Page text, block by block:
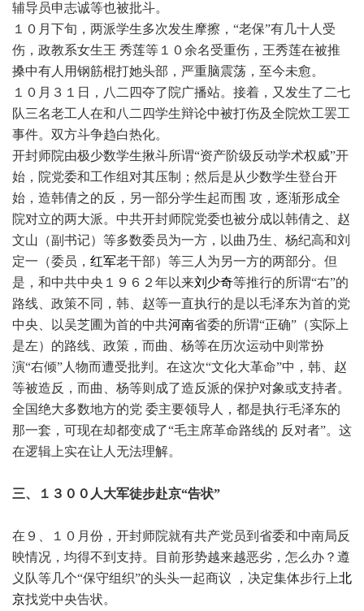
辅导员申志诚等也被批斗。
１０月下旬，两派学生多次发生摩擦，“老保”有几十人受
伤，政教系女生王 秀莲等１０余名受重伤，王秀莲在被推
搡中有人用钢筋棍打她头部，严重脑震荡，至今未愈。
１０月３１日，八二四夺了院广播站。接着，又发生了二七
队三名老工人在和八二四学生辩论中被打伤及全院炊工罢工
事件。双方斗争趋白热化。
开封师院由极少数学生揪斗所谓“资产阶级反动学术权威”开
始，院党委和工作组对其压制；然后是从少数学生登台开
始，造韩倩之的反，另一部分学生起而围 攻，逐渐形成全
院对立的两大派。中共开封师院党委也被分成以韩倩之、赵
文山（副书记）等多数委员为一方，以曲乃生、杨纪高和刘
定一（委员， 红军老干部）等三人为另一方的两部分。但
是，和中共中央１９６２年以来刘少奇等推行的所谓“右”的
路线、政策不同，韩、赵等一直执行的是以毛泽东为首的党
中央、以吴芝圃为首的中共河南省委的所谓“正确”（实际上
是左）的路线、政策，而曲、杨等在历次运动中则常扮
演“右倾”人物而遭受批判。在这次“文化大革命”中，韩、赵
等被造反，而曲、杨等则成了造反派的保护对象或支持者。
全国绝大多数地方的党 委主要领导人，都是执行毛泽东的
那一套，可现在却都变成了“毛主席革命路线的 反对者”。这
在逻辑上实在让人无法理解。
三、１３００人大军徒步赴京“告状”
在９、１０月份，开封师院就有共产党员到省委和中南局反
映情况，均得不到支持。目前形势越来越恶劣，怎么办？遵
义队等几个“保守组织”的头头一起商议 ，决定集体步行上北
京找党中央告状。